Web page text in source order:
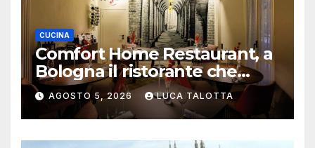
CUCINA
Comfort Home Restaurant, a
Bologna il ristorante che
trasforma l’ospitalità in
un’esperienza di casa
AGOSTO 5, 2026 LUCA TALOTTA